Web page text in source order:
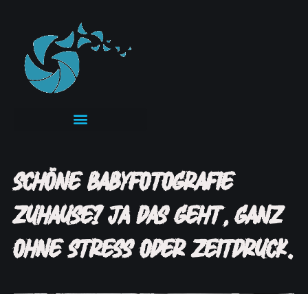
SCHÖNE BABYFOTOGRAFIE
ZUHAUSE? JA DAS GEHT, GANZ
OHNE STRESS ODER ZEITDRUCK.